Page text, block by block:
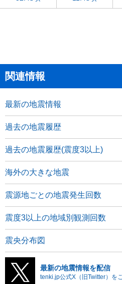
関連情報
最新の地震情報
過去の地震履歴
過去の地震履歴(震度3以上)
海外の大きな地震
震源地ごとの地震発生回数
震度3以上の地域別観測回数
震央分布図
最新の地震情報を配信
tenki.jp公式X（旧Twitter）を